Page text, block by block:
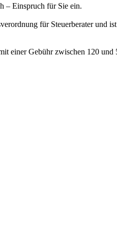
– Einspruch für Sie ein.
für Steuerberater und
einer Gebühr zwischen 120